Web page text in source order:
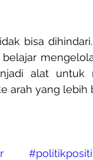
bisa
alat untuk
arah yang lebih